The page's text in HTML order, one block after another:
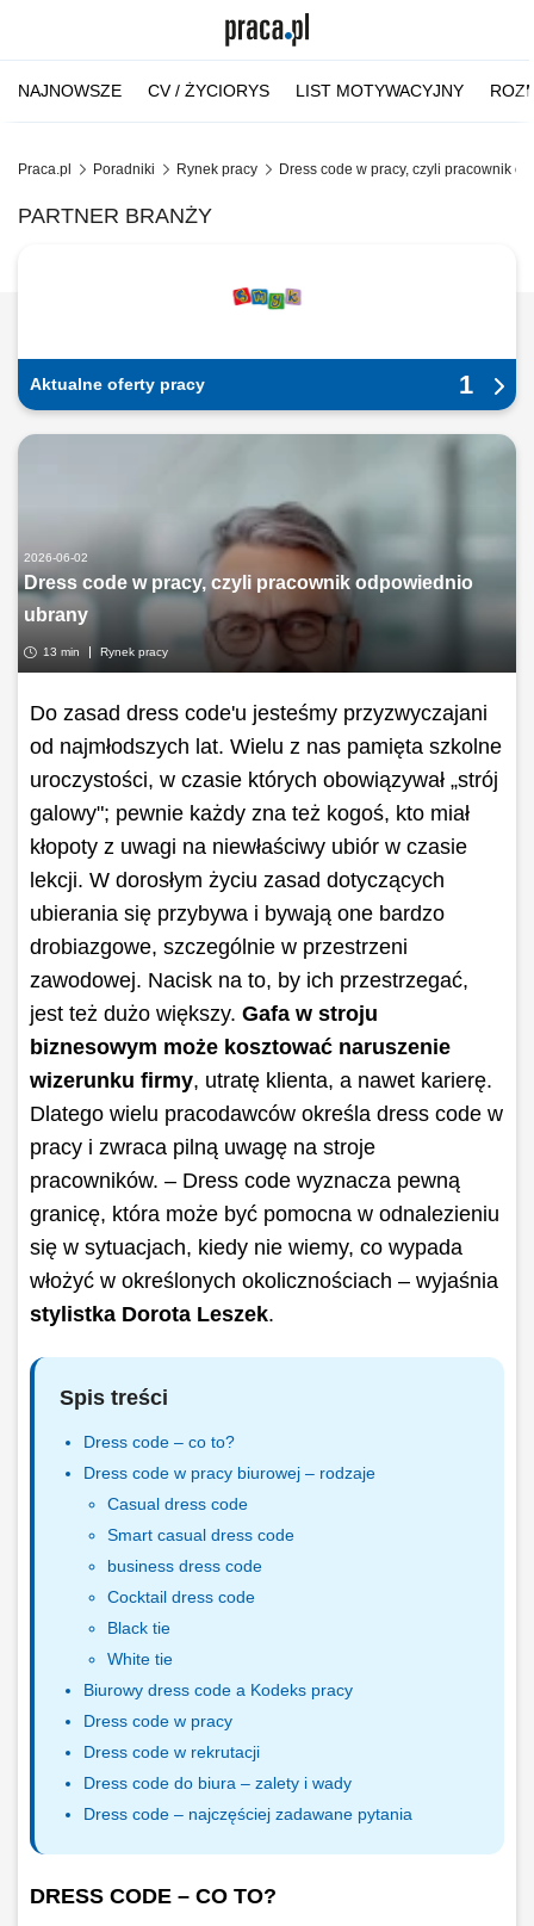
NAJNOWSZE CV / ŻYCIORYS LIST MOTYWACYJNY
Praca.pl Poradniki Rynek pracy Dress code w pracy, czyli pracownik
PARTNER BRANŻY
Aktualne oferty pracy 1
2026-06-02
Dress code w pracy, czyli pracownik odpowiednio
ubrany
13 min Rynek pracy
Do zasad dress code'u jesteśmy przyzwyczajani
od najmłodszych lat. Wielu z nas pamięta szkolne
uroczystości, w czasie których obowiązywał „strój
galowy"; pewnie każdy zna też kogoś, kto miał
kłopoty z uwagi na niewłaściwy ubiór w czasie
lekcji. W dorosłym życiu zasad dotyczących
ubierania się przybywa i bywają one bardzo
drobiazgowe, szczególnie w przestrzeni
zawodowej. Nacisk na to, by ich przestrzegać,
jest też dużo większy. Gafa w stroju
biznesowym może kosztować naruszenie
wizerunku firmy, utratę klienta, a nawet karierę.
Dlatego wielu pracodawców określa dress code w
pracy i zwraca pilną uwagę na stroje
pracowników. – Dress code wyznacza pewną
granicę, która może być pomocna w odnalezieniu
się w sytuacjach, kiedy nie wiemy, co wypada
włożyć w określonych okolicznościach – wyjaśnia
stylistka Dorota Leszek.
Spis treści
Dress code – co to?
Dress code w pracy biurowej – rodzaje
Casual dress code
Smart casual dress code
business dress code
Cocktail dress code
Black tie
White tie
Biurowy dress code a Kodeks pracy
Dress code w pracy
Dress code w rekrutacji
Dress code do biura – zalety i wady
Dress code – najczęściej zadawane pytania
DRESS CODE – CO TO?